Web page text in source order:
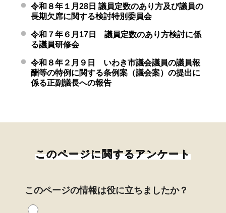
令和８年１月28日 議員定数のあり方及び議員の
長期欠席に関する検討特別委員会
令和７年６月17日 議員定数のあり方検討に係
る議員研修会
令和８年２月９日 いわき市議会議員の議員報
酬等の特例に関する条例案（議会案）の提出に
係る正副議長への報告
このページに関するアンケート
このページの情報は役に立ちましたか？